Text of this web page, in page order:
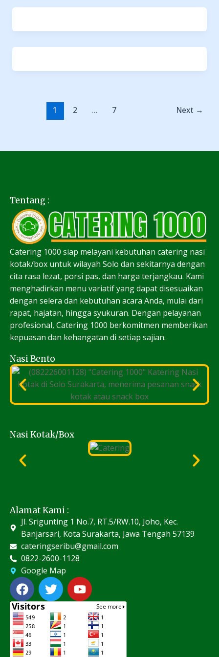
1 2 … 7 Next →
Tentang :
Catering 1000 siap melayani kebutuhan catering nasi
kotak/box untuk wilayah Solo dan sekitarnya dengan
cita rasa lezat, porsi pas, dan harga terjangkau. Kami
menghadirkan menu variatif yang dapat disesuaikan
dengan selera dan kebutuhan acara Anda, mulai dari
rapat, hajatan, hingga syukuran. Dengan pelayanan
profesional, Catering 1000 berkomitmen memberikan
kepuasan dan kehangatan di setiap sajian.
Nasi Bento
Nasi Kotak/Box
Alamat Kami :
Jl. Srigunting 1 No.7, RT.5/RW.10, Joho, Kec.
Banjarsari, Kota Surakarta, Jawa Tengah 57139
cateringseribu@gmail.com
0822-2600-1128
Google Map
F
a
c
e
b
o
T
w
i
t
t
e
Y
o
u